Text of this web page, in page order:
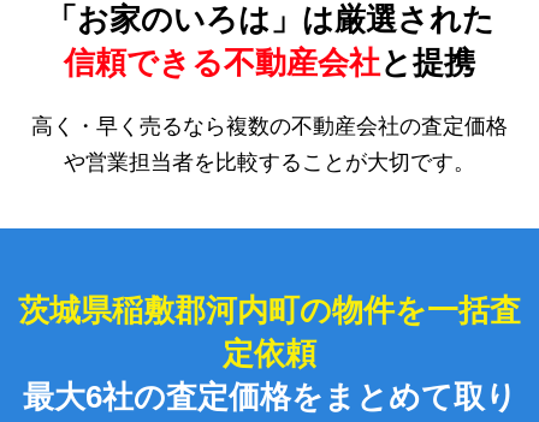
「お家のいろは」は厳選された
信頼できる不動産会社と提携
高く・早く売るなら複数の不動産会社の査定価格
や営業担当者を比較することが大切です。
茨城県稲敷郡河内町の物件を一括査
定依頼
最大6社の査定価格をまとめて取り